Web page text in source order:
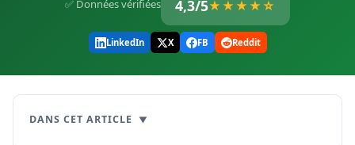
✅ Données vérifiées 4,3/5★★★★☆
LinkedIn X FB Reddit
DANS CET ARTICLE